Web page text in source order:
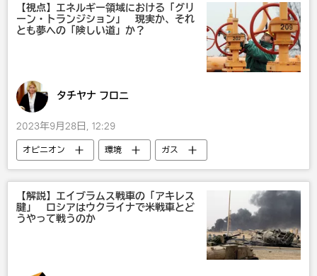
【視点】エネルギー領域における「グリ
ーン・トランジション」 現実か、それ
とも夢への「険しい道」か？
タチヤナ フロニ
2023年9月28日, 12:29
オピニオン 環境
ガス
カタール
国際
【解説】エイブラムス戦車の「アキレス
腱」 ロシアはウクライナで米戦車とど
うやって戦うのか